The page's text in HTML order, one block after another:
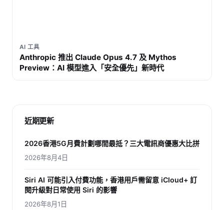
AI 工具
Anthropic 推出 Claude Opus 4.7 及 Mythos
Preview：AI 模型進入「安全優先」新時代
近期更新
2026香港5G月費計劃哪間最抵？三大電訊商優惠大比拼
2026年8月4日
Siri AI 可能引入付費功能，香港用戶需留意 iCloud+ 訂
閱升級對日常使用 Siri 的影響
2026年8月1日